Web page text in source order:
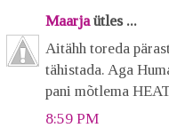
Maarjaütles ...
Aitähh toreda
tähistada. Aga
pani mõtlema
8:59 PM